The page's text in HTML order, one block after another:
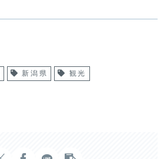
新潟県 観光